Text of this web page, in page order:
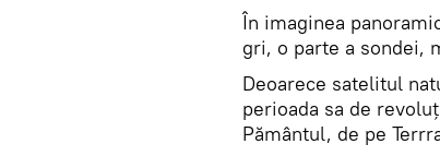
În imaginea
gri, o parte a sondei,
Deoarece satelitul
perioada sa de
Pământul, de pe